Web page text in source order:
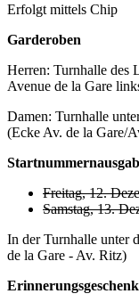
Erfolgt mittels Chip
Garderoben
Herren: Turnhalle des
Avenue de la Gare
Damen: Turnhalle
(Ecke Av. de la Gare/
Freitag, 12.
Samstag, 13.
In der Turnhalle unter
de la Gare - Av. Ritz)
Erinnerungsgeschenk